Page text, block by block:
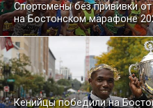
Спортсмены без прививки
на Бостонском марафоне
Кенийцы победили на